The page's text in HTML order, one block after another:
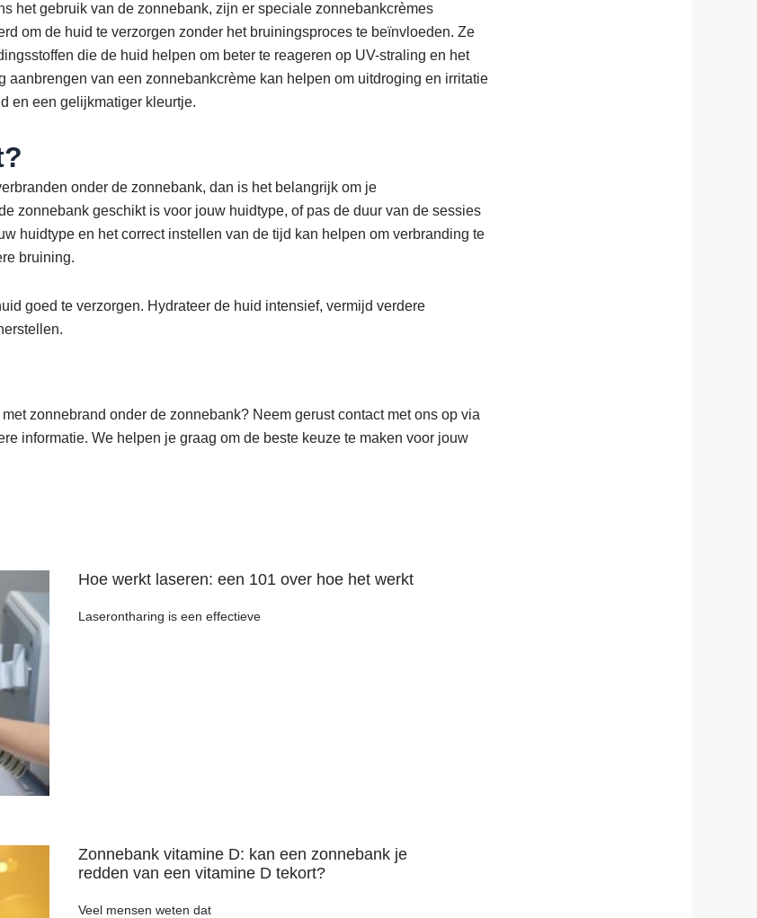
het gebruik van de zonnebank, zijn er speciale zonnebankcrèmes
om de huid te verzorgen zonder het bruiningsproces te beïnvloeden. Ze
die de huid helpen om beter te reageren op UV-straling en het
aanbrengen van een zonnebankcrème kan helpen om uitdroging en irritatie
en een gelijkmatiger kleurtje.
onder de zonnebank, dan is het belangrijk om je
zonnebank geschikt is voor jouw huidtype, of pas de duur van de sessies
huidtype en het correct instellen van de tijd kan helpen om verbranding te
bruining.
goed te verzorgen. Hydrateer de huid intensief, vermijd verdere
zonnebrand onder de zonnebank? Neem gerust contact met ons op via
informatie. We helpen je graag om de beste keuze te maken voor jouw
Hoe werkt laseren: een 101 over hoe het werkt
Laserontharing is een effectieve
Zonnebank vitamine D: kan een zonnebank je
redden van een vitamine D tekort?
Veel mensen weten dat